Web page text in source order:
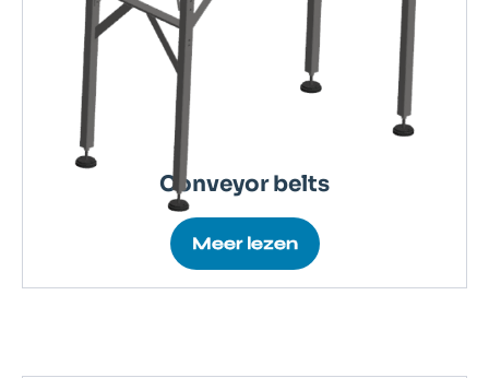
Conveyor belts
Meer lezen